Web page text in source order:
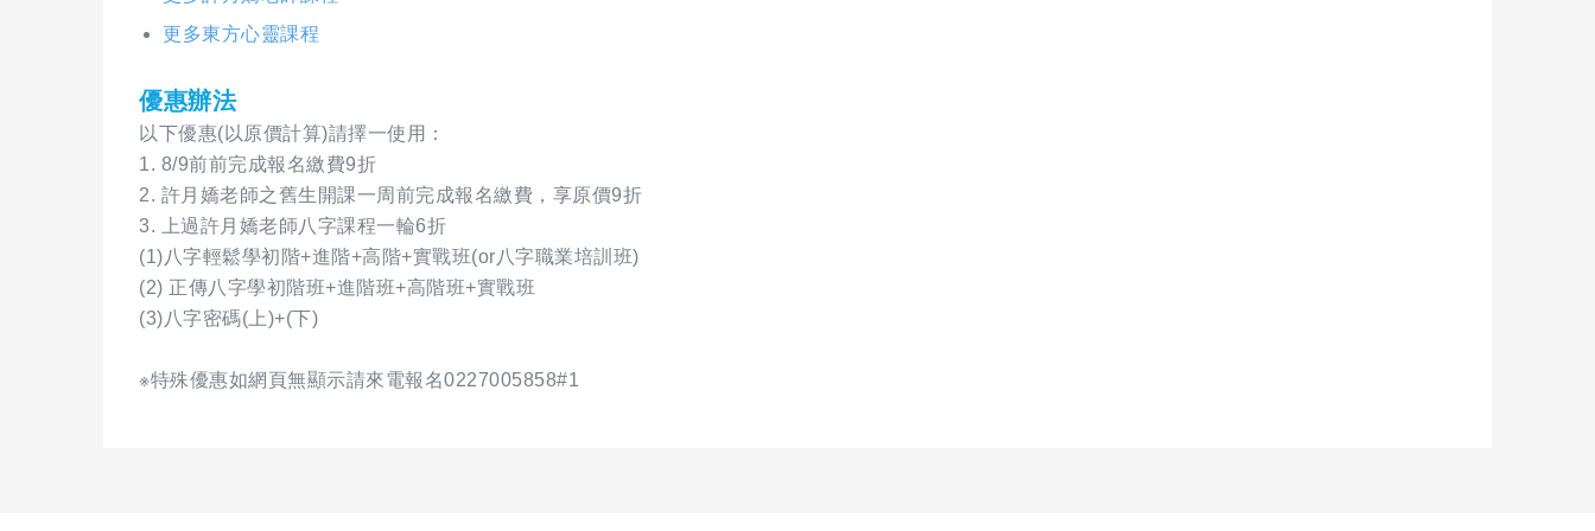
更多東方心靈課程
優惠辦法
以下優惠(以原價計算)請擇一使用：
1. 8/9前前完成報名繳費9折
2. 許月嬌老師之舊生開課一周前完成報名繳費，享原價9折
3. 上過許月嬌老師八字課程一輪6折
(1)八字輕鬆學初階+進階+高階+實戰班(or八字職業培訓班)
(2) 正傳八字學初階班+進階班+高階班+實戰班
(3)八字密碼(上)+(下)
※特殊優惠如網頁無顯示請來電報名0227005858#1